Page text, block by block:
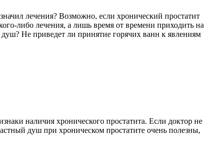
лечения? Возможно, если хронический простатит
либо лечения, а лишь время от времени приходить на
Не приведет ли принятие горячих ванн к явлениям
наличия хронического простатита. Если доктор не
душ при хроническом простатите очень полезны,